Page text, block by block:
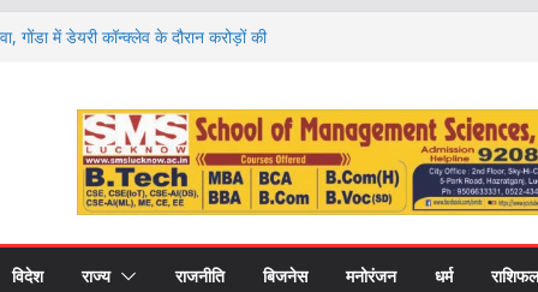
गोंडा में डेयरी कॉन्क्लेव के दौरान करोड़ों की
हाल
मंथन, आयोग ने जनप्रतिनिधियों से लिए सुझाव,
की नई शिक्षा का मॉडल, गोंडा में मंडल स्तरीय बैठक में
उच्च शिक्षा का मिला मार्गदर्शन
विदेश राज्य राजनीति बिजनेस मनोरंजन धर्म राशिफल